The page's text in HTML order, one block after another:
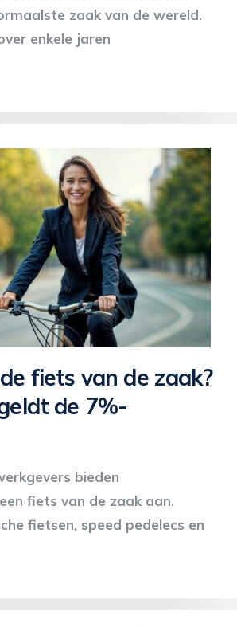
zaak van de wereld.
enkele jaren
fiets van de zaak?
de 7%-
bieden
fiets van de zaak aan.
fietsen, speed pedelecs en